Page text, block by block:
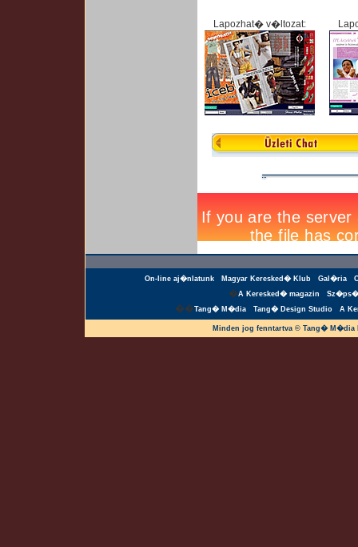
Lapozhat� v�ltozat:
On-line aj�nlatunk Magyar Keresked� Klub Gal�ria
�A Keresked� magazin
��Tang� M�dia Tang� Design Studio A
Minden jog fenntartva © Tang�